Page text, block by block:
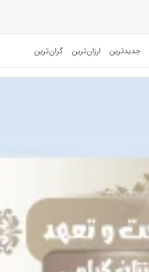
جدیدترین ارزان‌ترین گران‌ترین